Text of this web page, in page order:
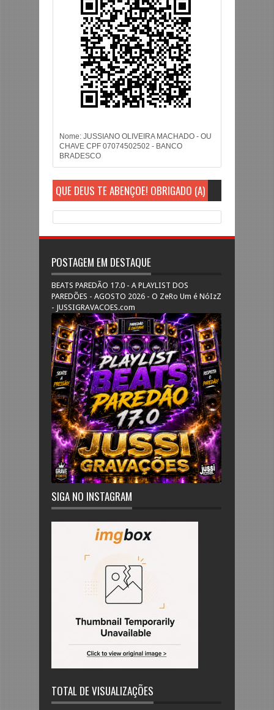
Nome: JUSSIANO OLIVEIRA MACHADO - OU
CHAVE CPF 07074502502 - BANCO
BRADESCO
QUE DEUS TE ABENÇOE! OBRIGADO (A)
POSTAGEM EM DESTAQUE
BEATS PAREDÃO 17.0 - A PLAYLIST DOS
PAREDÕES - AGOSTO 2026 - O ZeRo Um é NóIzZ
- JUSSIGRAVACOES.com
SIGA NO INSTAGRAM
TOTAL DE VISUALIZAÇÕES